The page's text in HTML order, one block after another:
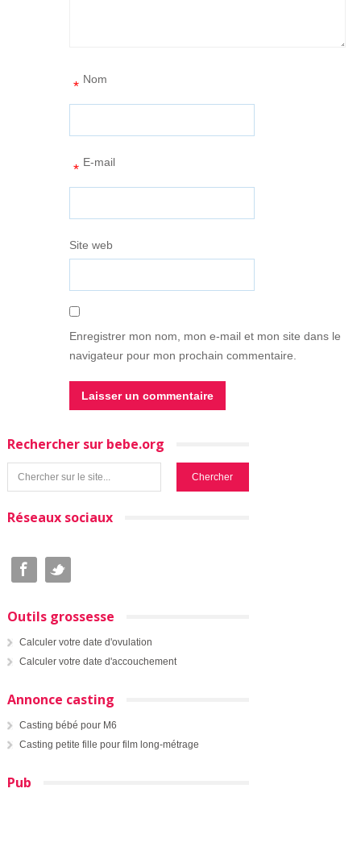
Nom
*
E-mail
*
Site web
Enregistrer mon nom, mon e-mail et mon site dans le
navigateur pour mon prochain commentaire.
Rechercher sur bebe.org
Réseaux sociaux
Outils grossesse
Calculer votre date d'ovulation
Calculer votre date d'accouchement
Annonce casting
Casting bébé pour M6
Casting petite fille pour film long-métrage
Pub